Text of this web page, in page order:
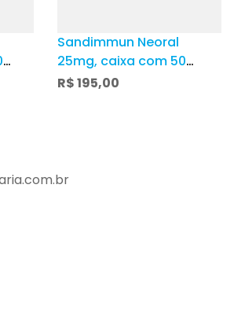
Sandimmun Neoral
25mg, caixa com 50
cápsulas
R$195,00